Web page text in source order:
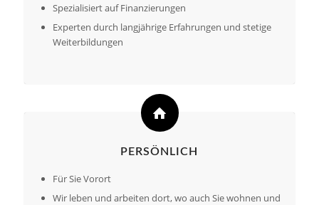
Spezialisiert auf Finanzierungen
Experten durch langjährige Erfahrungen und stetige
Weiterbildungen
PERSÖNLICH
Für Sie Vorort
Wir leben und arbeiten dort, wo auch Sie wohnen und